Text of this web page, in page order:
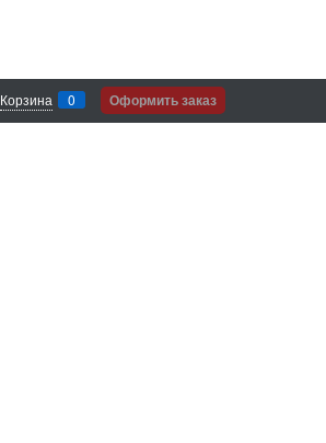
Корзина 0 Оформить заказ